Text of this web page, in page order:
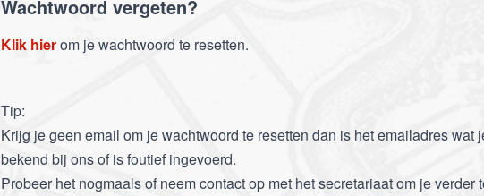
Wachtwoord vergeten?
Klik hierom je wachtwoord te resetten.
Tip:
Krijg je geen email om je wachtwoord te resetten dan is het emailadres wat
bekend bij ons of is foutief ingevoerd.
Probeer het nogmaals of neem contact op met het secretariaat om je verder